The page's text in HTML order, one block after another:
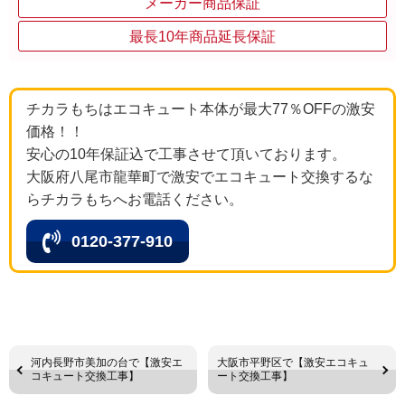
メーカー商品保証
最長10年商品延長保証
チカラもちはエコキュート本体が最大77％OFFの激安
価格！！
安心の10年保証込で工事させて頂いております。
大阪府八尾市龍華町で激安でエコキュート交換するな
らチカラもちへお電話ください。
0120-377-910
河内長野市美加の台で【激安エ
コキュート交換工事】
大阪市平野区で【激安エコキュ
ート交換工事】